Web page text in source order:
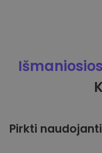
Pirkti